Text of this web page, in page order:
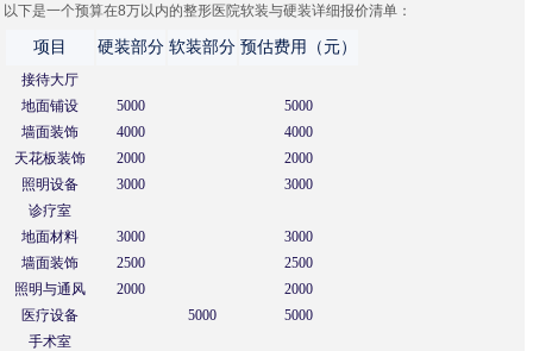
以下是一个预算在8万以内的整形医院软装与硬装详细报价清单：
项目 硬装部分 软装部分 预估费用（元）
接待大厅
地面铺设
5000
5000
墙面装饰
4000
4000
天花板装饰
2000
2000
照明设备
3000
3000
诊疗室
地面材料
3000
3000
墙面装饰
2500
2500
照明与通风
2000
2000
医疗设备
5000
5000
手术室